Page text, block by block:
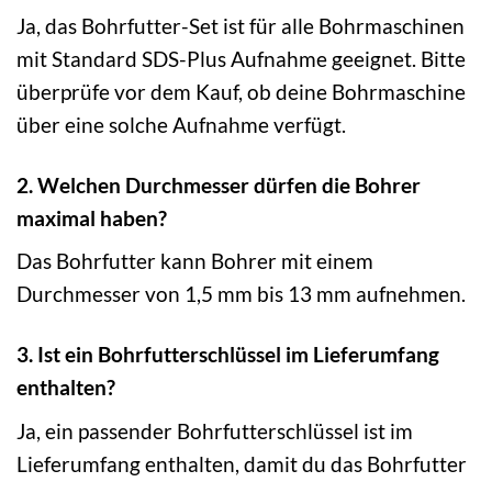
Ja, das Bohrfutter-Set ist für alle Bohrmaschinen
mit Standard SDS-Plus Aufnahme geeignet. Bitte
überprüfe vor dem Kauf, ob deine Bohrmaschine
über eine solche Aufnahme verfügt.
2. Welchen Durchmesser dürfen die Bohrer
maximal haben?
Das Bohrfutter kann Bohrer mit einem
Durchmesser von 1,5 mm bis 13 mm aufnehmen.
3. Ist ein Bohrfutterschlüssel im Lieferumfang
enthalten?
Ja, ein passender Bohrfutterschlüssel ist im
Lieferumfang enthalten, damit du das Bohrfutter